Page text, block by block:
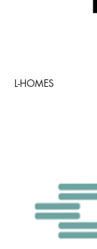
L-HOMES